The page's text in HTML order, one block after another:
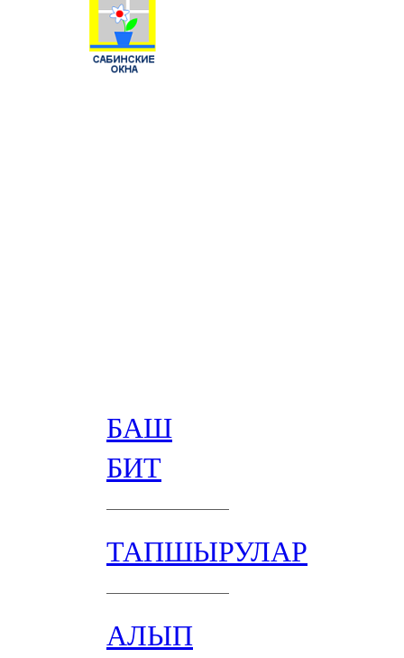
БАШ
БИТ
ТАПШЫРУЛАР
АЛЫП